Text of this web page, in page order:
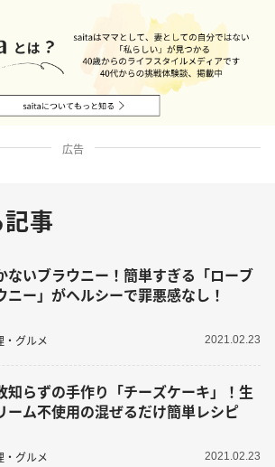
広告
事
ないブラウニー！簡単すぎる「ローブ
ニー」がヘルシーで罪悪感なし！
・グルメ 2021.02.23
知らずの手作り「チーズケーキ」！生
ーム不使用の混ぜるだけ簡単レシピ
・グルメ 2021.02.23